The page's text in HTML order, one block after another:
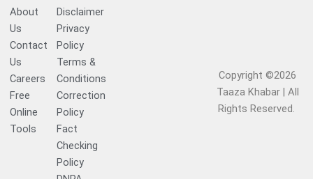
About
Us
Contact
Us
Careers
Free
Online
Tools
Disclaimer
Privacy
Policy
Terms &
Conditions
Correction
Policy
Fact
Checking
Policy
Copyright ©2026
Taaza Khabar | All
Rights Reserved.​